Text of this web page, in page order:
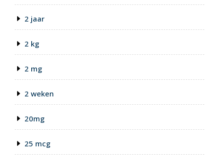
2 jaar
2 kg
2 mg
2 weken
20mg
25 mcg